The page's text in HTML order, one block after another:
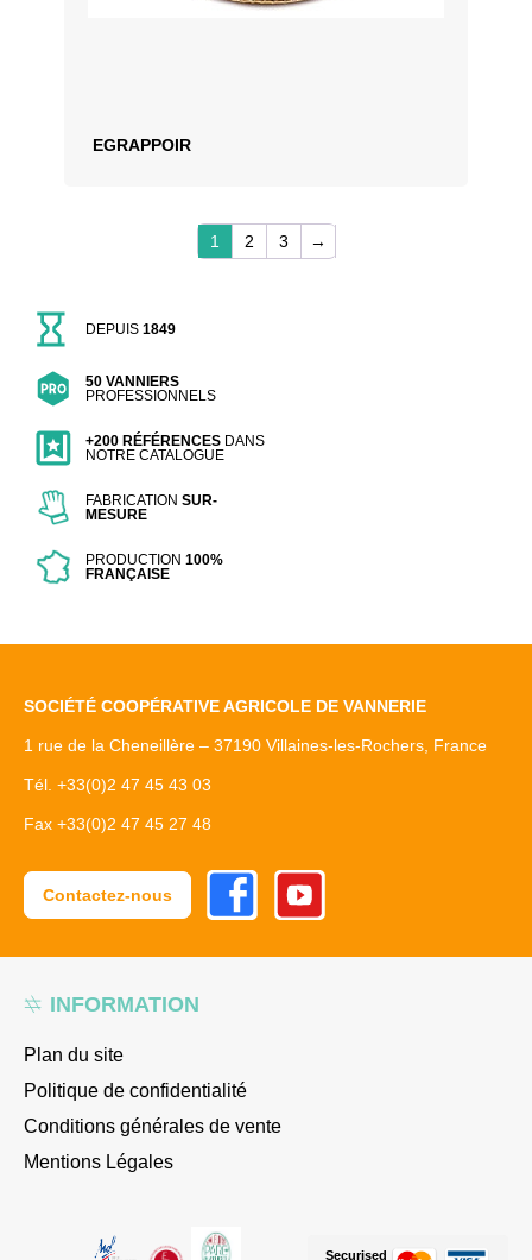
EGRAPPOIR
1 2 3 →
DEPUIS1849
50 VANNIERS
PROFESSIONNELS
+200 RÉFÉRENCES DANS
NOTRE CATALOGUE
FABRICATIONSUR-
MESURE
PRODUCTION100%
FRANÇAISE
INFORMATION
Plan du site
Politique de confidentialité
Conditions générales de vente
Mentions Légales
SOCIÉTÉ COOPÉRATIVE AGRICOLE DE VANNERIE
1 rue de la Cheneillère – 37190 Villaines-les-Rochers, France
Tél. +33(0)2 47 45 43 03
Fax +33(0)2 47 45 27 48
Securised
Contactez-nous
FacebookYoutube